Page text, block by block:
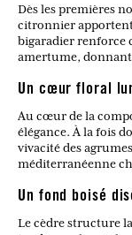
Dès les premières
citronnier
bigaradier renforce
amertume,
Un cœur floral
Au cœur de la
élégance. À la fois
vivacité des
méditerranéenne
Un fond boisé
Le cèdre structure